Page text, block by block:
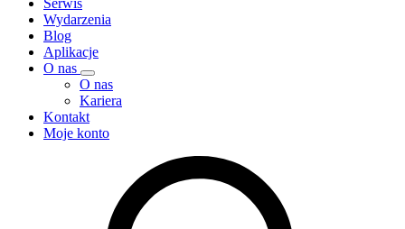
Serwis
Wydarzenia
Blog
Aplikacje
O nas
O nas
Kariera
Kontakt
Moje konto